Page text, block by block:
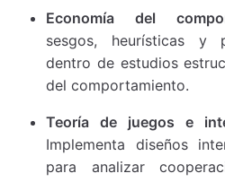
Economía del
sesgos, heurísticas y
dentro de estudios
del comportamiento.
Teoría de juegos e
Implementa diseños
para analizar